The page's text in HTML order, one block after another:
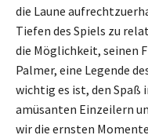
die Laune
Tiefen des Spiels zu
die Möglichkeit, seinen
Palmer, eine Legende
wichtig es ist, den Spaß
amüsanten Einzeilern
wir die ernsten